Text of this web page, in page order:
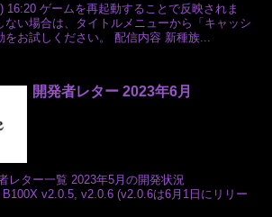
16:20 ゲームを再起動することで反映されま
ない場合は、タイトルメニューから「キャッシ
お試しください。 配信内容 新種族...
開発者レター 2023年6月
レター一覧 2023年5月の開発状況
v2.0.5, v2.0.6 (v2.0.6は6月1日にリリー